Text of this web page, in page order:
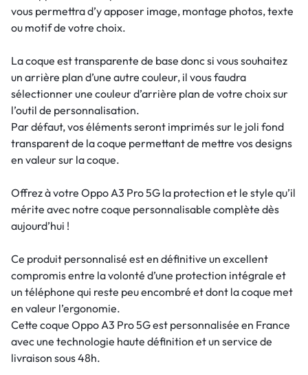
vous permettra d’y apposer image, montage photos, texte
ou motif de votre choix.
La coque est transparente de base donc si vous souhaitez
un arrière plan d’une autre couleur, il vous faudra
sélectionner une couleur d’arrière plan de votre choix sur
l’outil de personnalisation.
Par défaut, vos éléments seront imprimés sur le joli fond
transparent de la coque permettant de mettre vos designs
en valeur sur la coque.
Offrez à votre Oppo A3 Pro 5G la protection et le style qu’il
mérite avec notre coque personnalisable complète dès
aujourd’hui !
Ce produit personnalisé est en définitive un excellent
compromis entre la volonté d’une protection intégrale et
un téléphone qui reste peu encombré et dont la coque met
en valeur l’ergonomie.
Cette coque Oppo A3 Pro 5G est personnalisée en France
avec une technologie haute définition et un service de
livraison sous 48h.